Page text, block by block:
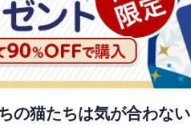
の猫たちは気が合わない